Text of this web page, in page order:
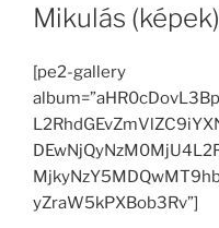
Mikulás (képek)
[pe2-gallery
yZraW5kPXBob3Rv”]